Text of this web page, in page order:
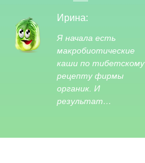
Ирина:
Я начала есть
макробиотические
каши по тибетскому
рецепту фирмы
органик. И
результат…